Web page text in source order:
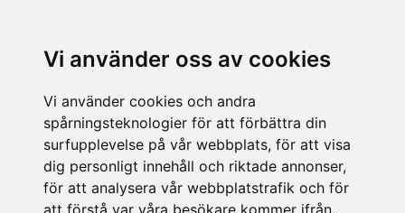
Vi använder oss av cookies
Vi använder cookies och andra
spårningsteknologier för att förbättra din
surfupplevelse på vår webbplats, för att visa
dig personligt innehåll och riktade annonser,
för att analysera vår webbplatstrafik och för
att förstå var våra besökare kommer ifrån.